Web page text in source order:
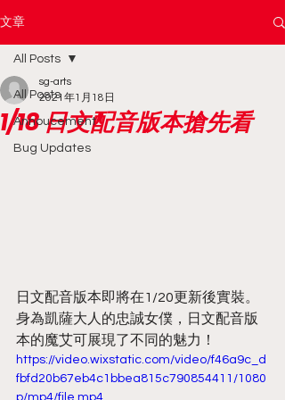
文章
All Posts
Annoucement
Bug Updates
All Posts
1/18 日文配音版本搶先看
sg-arts
2021年1月18日
日文配音版本即將在1/20更新後實裝。
身為凱薩大人的忠誠女僕，日文配音版
本的魔艾可展現了不同的魅力！
https://video.wixstatic.com/video/f46a9c_d
fbfd20b67eb4c1bbea815c790854411/1080
p/mp4/file.mp4